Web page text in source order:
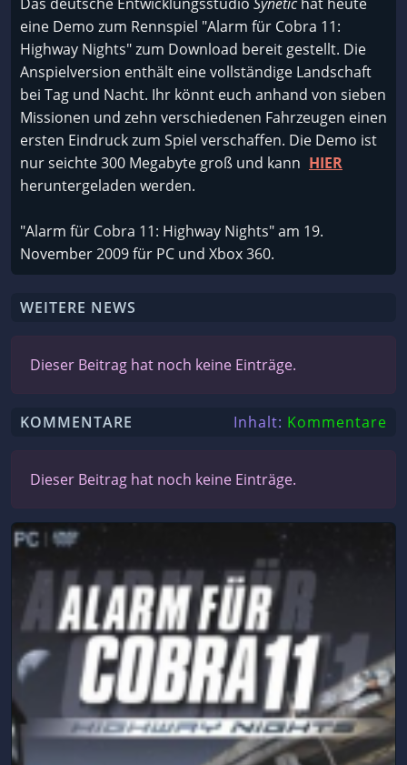
eine Demo zum Rennspiel "Alarm für Cobra 11:
Highway Nights" zum Download bereit gestellt. Die
Anspielversion enthält eine vollständige Landschaft
bei Tag und Nacht. Ihr könnt euch anhand von sieben
Missionen und zehn verschiedenen Fahrzeugen einen
ersten Eindruck zum Spiel verschaffen. Die Demo ist
nur seichte 300 Megabyte groß und kann HIER
heruntergeladen werden.
"Alarm für Cobra 11: Highway Nights" am 19.
November 2009 für PC und Xbox 360.
WEITERE NEWS
Dieser Beitrag hat noch keine Einträge.
KOMMENTARE Inhalt: Kommentare
Dieser Beitrag hat noch keine Einträge.